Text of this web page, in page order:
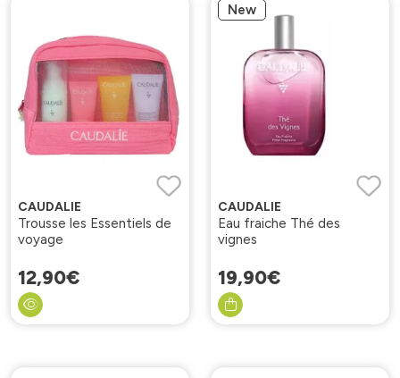
CAUDALIE
Trousse les Essentiels de
voyage
12,90€
New
CAUDALIE
Eau fraiche Thé des
vignes
19,90€